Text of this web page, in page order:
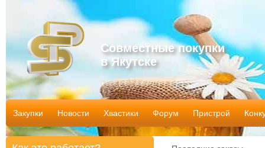
Совместные покупки
в Якутске
Закупки Новости Хвастики Форум Пристрой